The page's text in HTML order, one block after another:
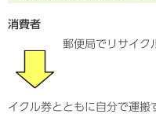
消費者
郵便局でリサイク
イクル券とともに自分で運搬